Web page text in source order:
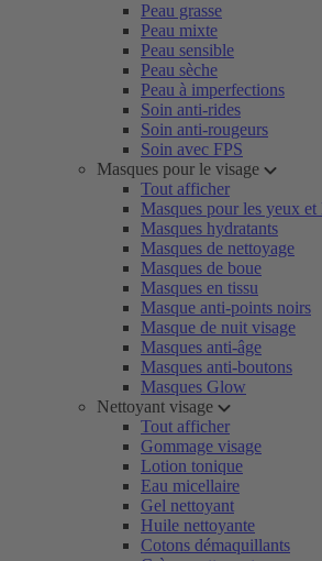
Peau grasse
Peau mixte
Peau sensible
Peau sèche
Peau à imperfections
Soin anti-rides
Soin anti-rougeurs
Soin avec FPS
Masques pour le visage
Tout afficher
Masques pour les yeux et
Masques hydratants
Masques de nettoyage
Masques de boue
Masques en tissu
Masque anti-points noirs
Masque de nuit visage
Masques anti-âge
Masques anti-boutons
Masques Glow
Nettoyant visage
Tout afficher
Gommage visage
Lotion tonique
Eau micellaire
Gel nettoyant
Huile nettoyante
Cotons démaquillants